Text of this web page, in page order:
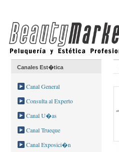
Canales Est�tica
Canal General
Consulta al Experto
Canal U�as
Canal Trueque
Canal Exposici�n